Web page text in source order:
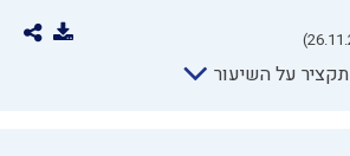
תקציר על השיעור